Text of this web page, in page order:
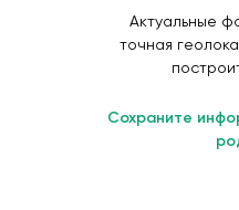
Актуальные
точная
Сохраните